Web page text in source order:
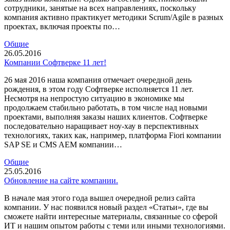
сотрудники, занятые на всех направлениях, поскольку
компания активно практикует методики Scrum/Agile в разных
проектах, включая проекты по…
Общие
26.05.2016
Компании Софтверке 11 лет!
26 мая 2016 наша компания отмечает очередной день
рождения, в этом году Софтверке исполняется 11 лет.
Несмотря на непростую ситуацию в экономике мы
продолжаем стабильно работать, в том числе над новыми
проектами, выполняя заказы наших клиентов. Софтверке
последовательно наращивает ноу-хау в перспективных
технологиях, таких как, например, платформа Fiori компании
SAP SE и CMS AEM компании…
Общие
25.05.2016
Обновление на сайте компании.
В начале мая этого года вышел очередной релиз сайта
компании. У нас появился новый раздел «Статьи», где вы
сможете найти интересные материалы, связанные со сферой
ИТ и нашим опытом работы с теми или иными технологиями.